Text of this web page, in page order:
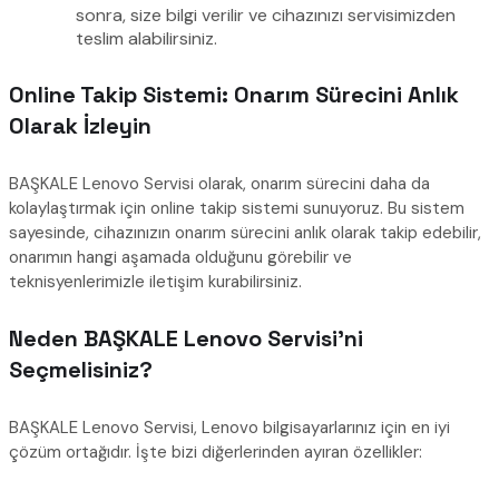
sonra, size bilgi verilir ve cihazınızı servisimizden
teslim alabilirsiniz.
Online Takip Sistemi: Onarım Sürecini Anlık
Olarak İzleyin
BAŞKALE Lenovo Servisi olarak, onarım sürecini daha da
kolaylaştırmak için online takip sistemi sunuyoruz. Bu sistem
sayesinde, cihazınızın onarım sürecini anlık olarak takip edebilir,
onarımın hangi aşamada olduğunu görebilir ve
teknisyenlerimizle iletişim kurabilirsiniz.
Neden BAŞKALE Lenovo Servisi’ni
Seçmelisiniz?
BAŞKALE Lenovo Servisi, Lenovo bilgisayarlarınız için en iyi
çözüm ortağıdır. İşte bizi diğerlerinden ayıran özellikler: